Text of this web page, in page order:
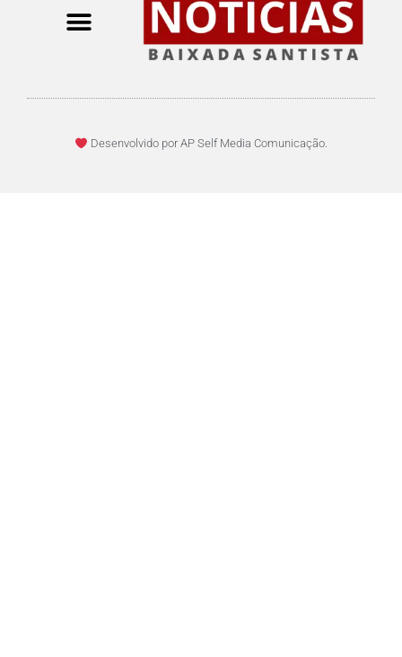
Desenvolvido por AP Self Media Comunicação.